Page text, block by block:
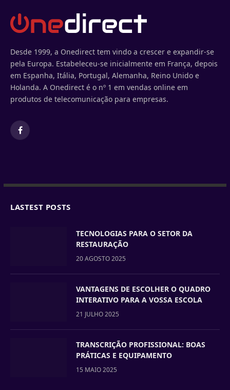
Desde 1999, a Onedirect tem vindo a crescer e expandir-se
pela Europa. Estabeleceu-se inicialmente em França, depois
em Espanha, Itália, Portugal, Alemanha, Reino Unido e
Holanda. A Onedirect é o nº 1 em vendas online em
produtos de telecomunicação para empresas.
Facebook
LASTEST POSTS
TECNOLOGIAS PARA O SETOR DA
RESTAURAÇÃO
20 AGOSTO 2025
VANTAGENS DE ESCOLHER O QUADRO
INTERATIVO PARA A VOSSA ESCOLA
21 JULHO 2025
TRANSCRIÇÃO PROFISSIONAL: BOAS
PRÁTICAS E EQUIPAMENTO
15 MAIO 2025